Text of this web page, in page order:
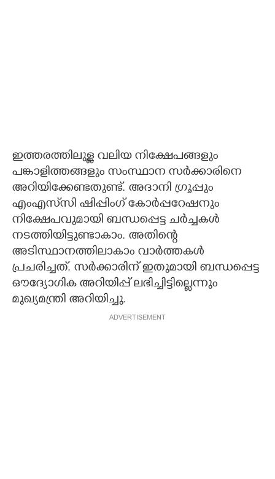
ഇത്തരത്തിലുള്ള വലിയ നിക്ഷേപങ്ങളും
പങ്കാളിത്തങ്ങളും സംസ്ഥാന സർക്കാരിനെ
അറിയിക്കേണ്ടതുണ്ട്. അദാനി ഗ്രൂപ്പും
എംഎസ്‌സി ഷിപ്പിംഗ് കോർപ്പറേഷനും
നിക്ഷേപവുമായി ബന്ധപ്പെട്ട ചർച്ചകൾ
നടത്തിയിട്ടുണ്ടാകാം. അതിന്റെ
അടിസ്ഥാനത്തിലാകാം വാർത്തകൾ
പ്രചരിച്ചത്. സർക്കാരിന് ഇതുമായി ബന്ധപ്പെട്ട
ഔദ്യോഗിക അറിയിപ്പ് ലഭിച്ചിട്ടില്ലെന്നും
മുഖ്യമന്ത്രി അറിയിച്ചു.
ADVERTISEMENT